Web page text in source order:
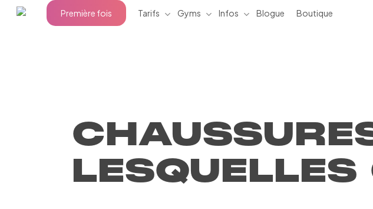
Première fois Tarifs Gyms Infos Blogue Boutique